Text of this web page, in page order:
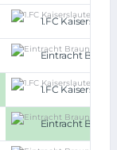
1.FC
Eintracht
1.FC
Eintracht